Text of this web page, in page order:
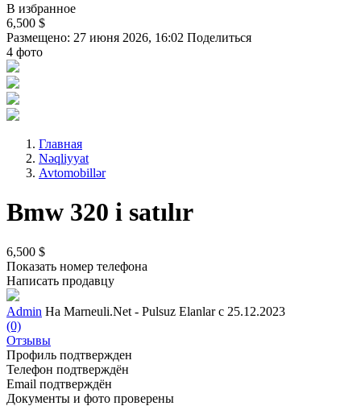
В избранное
6,500 $
Размещено: 27 июня 2026, 16:02 Поделиться
4 фото
Главная
Nəqliyyat
Avtomobillər
Bmw 320 i satılır
6,500 $
Показать номер телефона
Написать продавцу
Admin На Marneuli.Net - Pulsuz Elanlar с 25.12.2023
(0)
Отзывы
Профиль подтвержден
Телефон подтверждён
Email подтверждён
Документы и фото проверены